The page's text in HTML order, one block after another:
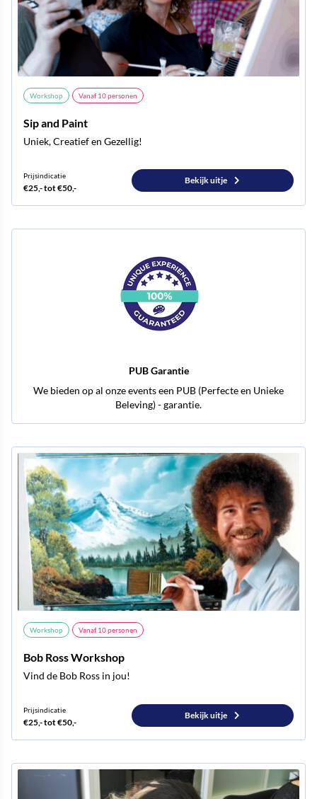
Workshop Vanaf10personen
Sip and Paint
Uniek, Creatief en Gezellig!
Prijsindicatie
€25,- tot €50,-
Bekijk uitje
PUB Garantie
We bieden op al onze events een PUB (Perfecte en Unieke
Beleving) - garantie.
Workshop Vanaf10personen
Bob Ross Workshop
Vind de Bob Ross in jou!
Prijsindicatie
€25,- tot €50,-
Bekijk uitje